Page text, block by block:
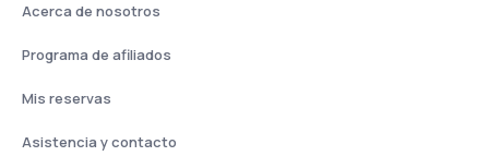
Acerca de nosotros
Programa de afiliados
Mis reservas
Asistencia y contacto